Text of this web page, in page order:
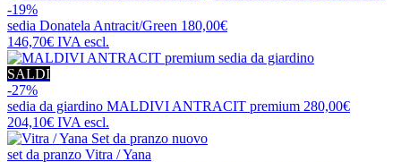
-19%
sedia Donatela Antracit/Green 180,00€
146,70€ IVA escl.
SALDI
-27%
sedia da giardino MALDIVI ANTRACIT premium 280,00€
204,10€ IVA escl.
nuovo
set da pranzo Vitra / Yana